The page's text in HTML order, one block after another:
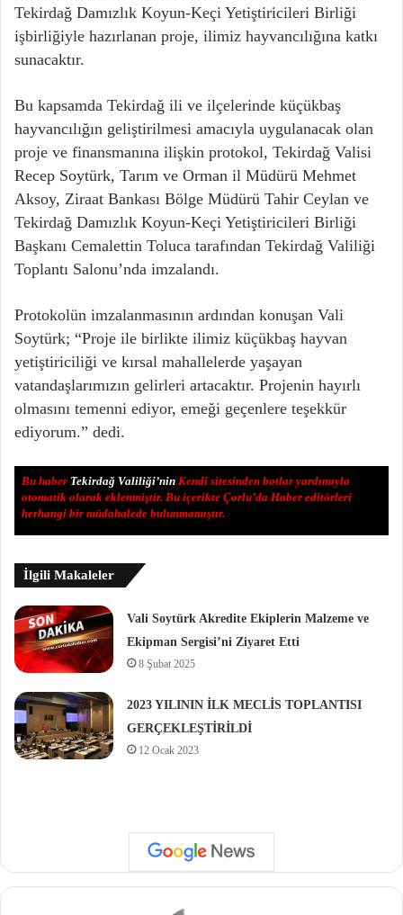
Tekirdağ Damızlık Koyun-Keçi Yetiştiricileri Birliği
işbirliğiyle hazırlanan proje, ilimiz hayvancılığına katkı
sunacaktır.
Bu kapsamda Tekirdağ ili ve ilçelerinde küçükbaş
hayvancılığın geliştirilmesi amacıyla uygulanacak olan
proje ve finansmanına ilişkin protokol, Tekirdağ Valisi
Recep Soytürk, Tarım ve Orman il Müdürü Mehmet
Aksoy, Ziraat Bankası Bölge Müdürü Tahir Ceylan ve
Tekirdağ Damızlık Koyun-Keçi Yetiştiricileri Birliği
Başkanı Cemalettin Toluca tarafından Tekirdağ Valiliği
Toplantı Salonu’nda imzalandı.
Protokolün imzalanmasının ardından konuşan Vali
Soytürk; “Proje ile birlikte ilimiz küçükbaş hayvan
yetiştiriciliği ve kırsal mahallelerde yaşayan
vatandaşlarımızın gelirleri artacaktır. Projenin hayırlı
olmasını temenni ediyor, emeği geçenlere teşekkür
ediyorum.” dedi.
Bu haber Tekirdağ Valiliği’ninKendi sitesinden botlar yardımıyla
otomatik olarak eklenmiştir. Bu içerikte Çorlu’da Haber editörleri
herhangi bir müdahalede bulunmamıştır.
İlgili Makaleler
Vali Soytürk Akredite Ekiplerin Malzeme ve
Ekipman Sergisi’ni Ziyaret Etti
8 Şubat 2025
2023 YILININ İLK MECLİS TOPLANTISI
GERÇEKLEŞTİRİLDİ
12 Ocak 2023